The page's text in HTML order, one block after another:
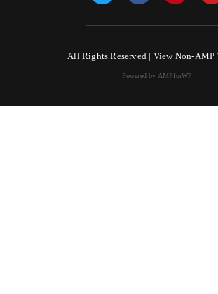
All Rights Reserved | View Non-AMP
Powered by AMPforWP